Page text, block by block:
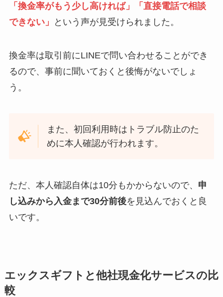
「換金率がもう少し高ければ」「直接電話で相談
できない」
という声が見受けられました。
換金率は取引前にLINEで問い合わせることができ
るので、事前に聞いておくと後悔がないでしょ
う。
また、初回利用時はトラブル防止のた
めに本人確認が行われます。
ただ、本人確認自体は10分もかからないので、 申
し込みから入金まで30分前後を見込んでおくと良
いです。
エックスギフトと他社現金化サービスの比
較